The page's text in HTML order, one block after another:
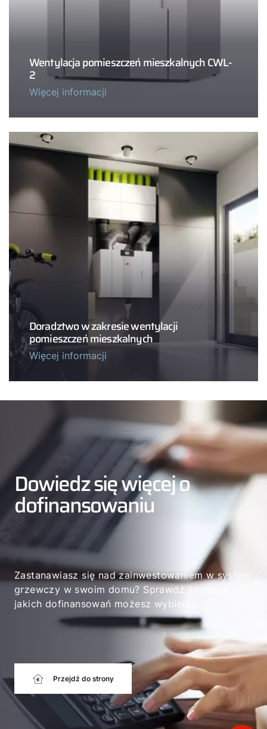
Wentylacja pomieszczeń mieszkalnych CWL-
2
Więcej informacji
Doradztwo w zakresie wentylacji
pomieszczeń mieszkalnych
Więcej informacji
Dowiedz się więcej o
dofinansowaniu
Zastanawiasz się nad zainwestowaniem w system
grzewczy w swoim domu? Sprawdź spośród
jakich dofinansowań możesz wybierać.
Przejdź do strony